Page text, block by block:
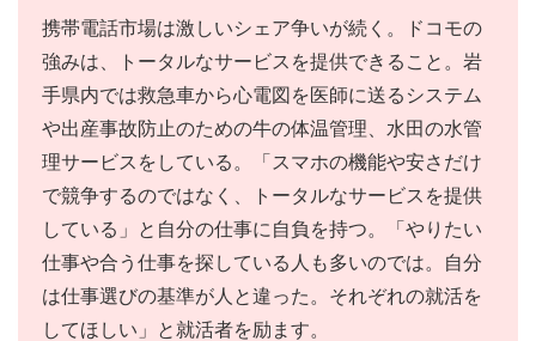
携帯電話市場は激しいシェア争いが続く。ドコモの
強みは、トータルなサービスを提供できること。岩
手県内では救急車から心電図を医師に送るシステム
や出産事故防止のための牛の体温管理、水田の水管
理サービスをしている。「スマホの機能や安さだけ
で競争するのではなく、トータルなサービスを提供
している」と自分の仕事に自負を持つ。「やりたい
仕事や合う仕事を探している人も多いのでは。自分
は仕事選びの基準が人と違った。それぞれの就活を
してほしい」と就活者を励ます。